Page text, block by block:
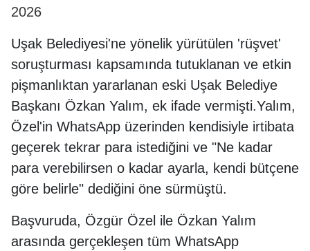
2026
Uşak Belediyesi'ne yönelik yürütülen 'rüşvet'
soruşturması kapsamında tutuklanan ve etkin
pişmanlıktan yararlanan eski Uşak Belediye
Başkanı Özkan Yalım, ek ifade vermişti.Yalım,
Özel'in WhatsApp üzerinden kendisiyle irtibata
geçerek tekrar para istediğini ve "Ne kadar
para verebilirsen o kadar ayarla, kendi bütçene
göre belirle" dediğini öne sürmüştü.
Başvuruda, Özgür Özel ile Özkan Yalım
arasında gerçekleşen tüm WhatsApp